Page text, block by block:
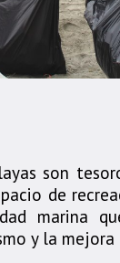
son
de
marina
y la mejora